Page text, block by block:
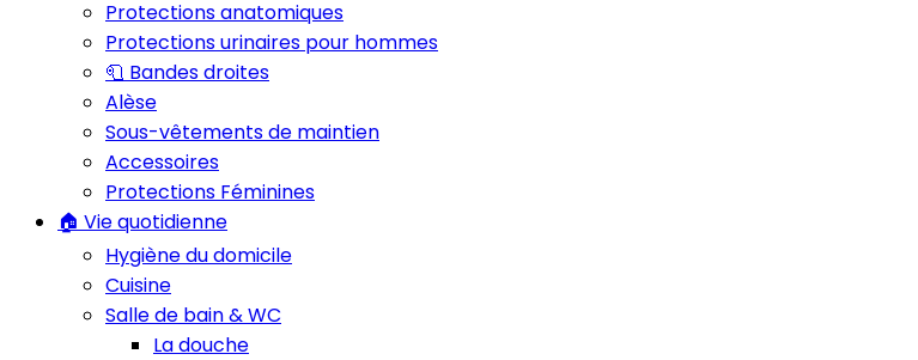
Protections anatomiques
Protections urinaires pour hommes
🧻 Bandes droites
Alèse
Sous-vêtements de maintien
Accessoires
Protections Féminines
🏠 Vie quotidienne
Hygiène du domicile
Cuisine
Salle de bain & WC
La douche